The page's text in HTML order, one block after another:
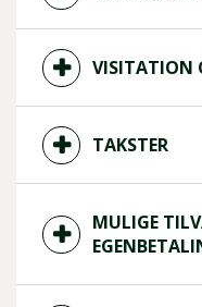
VISITATION
TAKSTER
MULIGE